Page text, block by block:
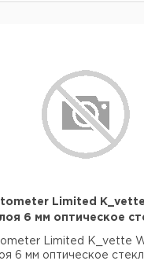
Limited
6 мм оптическое
Limited K_vette
6 мм оптическое